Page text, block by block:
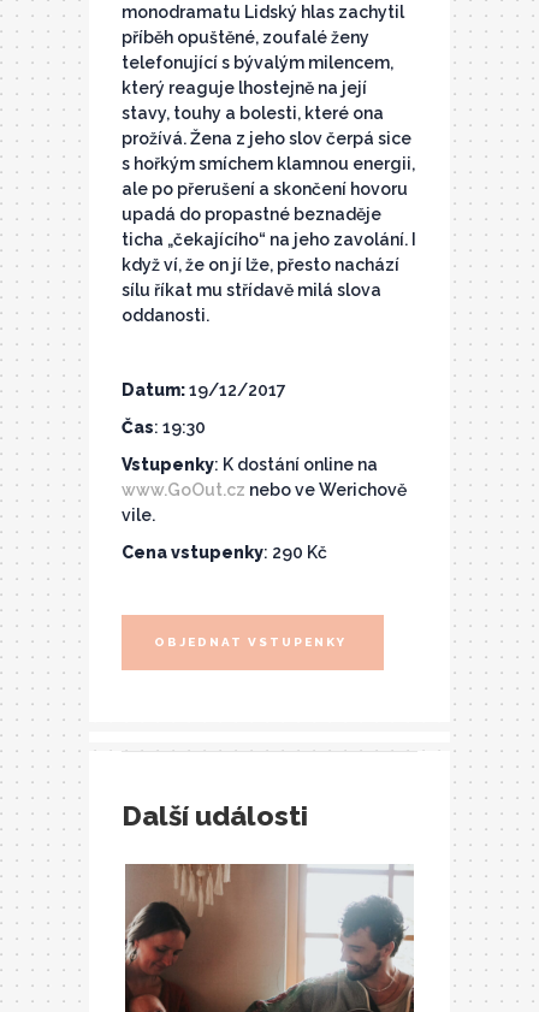
monodramatu Lidský hlas zachytil
příběh opuštěné, zoufalé ženy
telefonující s bývalým milencem,
který reaguje lhostejně na její
stavy, touhy a bolesti, které ona
prožívá. Žena z jeho slov čerpá sice
s hořkým smíchem klamnou energii,
ale po přerušení a skončení hovoru
upadá do propastné beznaděje
ticha „čekajícího“ na jeho zavolání. I
když ví, že on jí lže, přesto nachází
sílu říkat mu střídavě milá slova
oddanosti.
Datum:19/12/2017
Čas: 19:30
Vstupenky: K dostání online na
www.GoOut.cz nebo ve Werichově
vile.
Cena vstupenky: 290 Kč
OBJEDNAT VSTUPENKY
Další události